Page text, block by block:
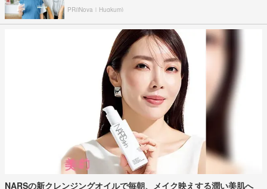
PR(iNova｜Hugkum)
NARSの新クレンジングオイルで毎朝、メイク映えする潤い美肌へ